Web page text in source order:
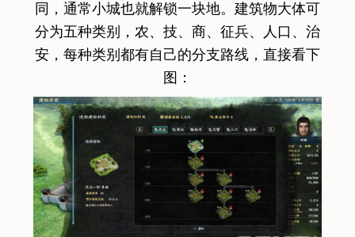
同，通常小城也就解锁一块地。建筑物大体可
分为五种类别，农、技、商、征兵、人口、治
安，每种类别都有自己的分支路线，直接看下
图：